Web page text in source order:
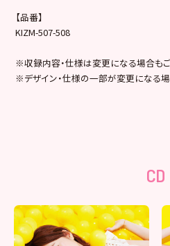
【品番】
KIZM-507-508
※収録内容・仕様は変更になる場合もご
※デザイン・仕様の一部が変更になる場
CD